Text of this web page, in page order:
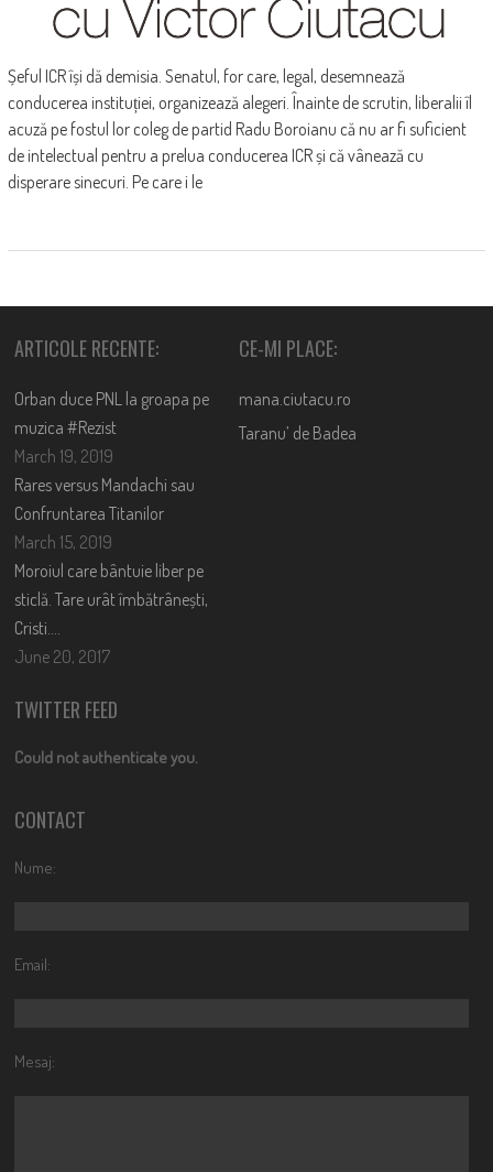
Șeful ICR își dă demisia. Senatul, for care, legal, desemnează
conducerea instituției, organizează alegeri. Înainte de scrutin, liberalii îl
acuză pe fostul lor coleg de partid Radu Boroianu că nu ar fi suficient
de intelectual pentru a prelua conducerea ICR și că vânează cu
disperare sinecuri. Pe care i le
ARTICOLE RECENTE:
Orban duce PNL la groapa pe
muzica #Rezist
March 19, 2019
Rares versus Mandachi sau
Confruntarea Titanilor
March 15, 2019
Moroiul care bântuie liber pe
sticlă. Tare urât îmbătrânești,
Cristi….
June 20, 2017
CE-MI PLACE:
mana.ciutacu.ro
Taranu’ de Badea
TWITTER FEED
Could not authenticate you.
CONTACT
Nume:
Email:
Mesaj: